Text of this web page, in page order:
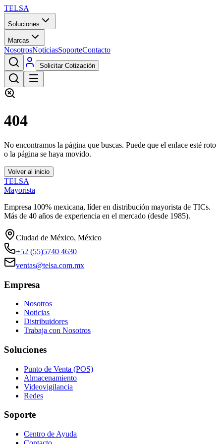
TELSA
Soluciones
Marcas
NosotrosNoticiasSoporteContacto
Solicitar Cotización
404
No encontramos la página que buscas. Puede que el enlace esté roto
o la página se haya movido.
Volver al inicio
TELSA
Mayorista
Empresa 100% mexicana, líder en distribución mayorista de TICs.
Más de 40 años de experiencia en el mercado (desde 1985).
Ciudad de México, México
+52 (55)5740 4630
ventas@telsa.com.mx
Empresa
Nosotros
Noticias
Distribuidores
Trabaja con Nosotros
Soluciones
Punto de Venta (POS)
Almacenamiento
Videovigilancia
Redes
Soporte
Centro de Ayuda